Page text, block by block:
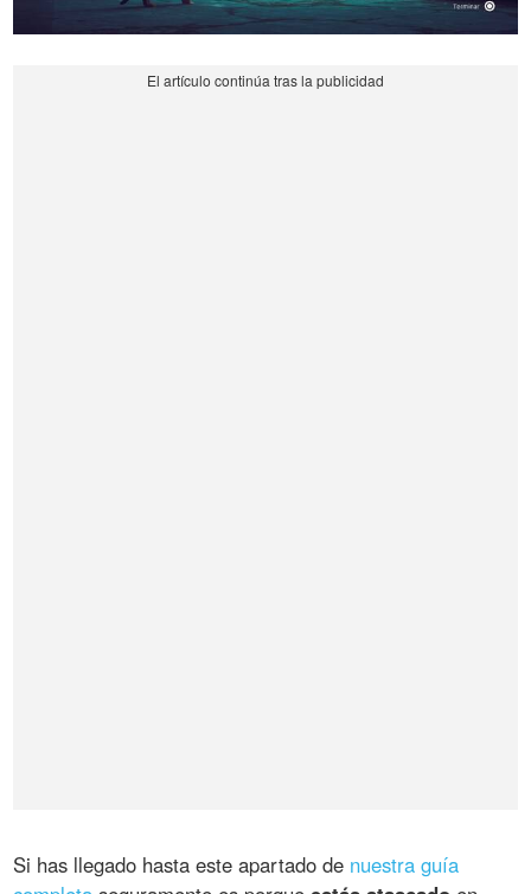
Si has llegado hasta este apartado de nuestra guía